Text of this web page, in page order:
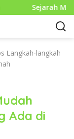
Sejarah
Langkah-langkah
Ada di